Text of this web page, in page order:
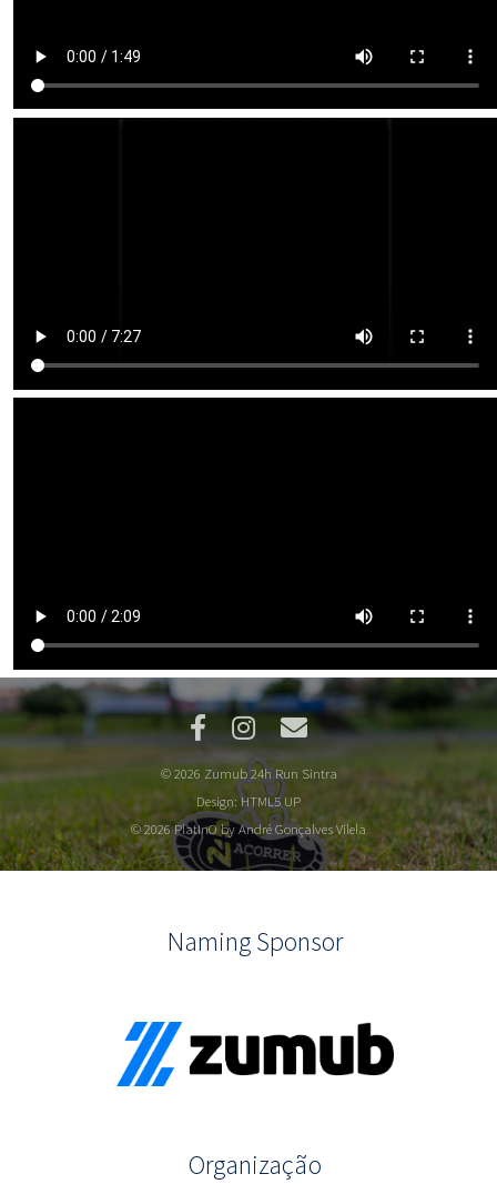
© 2026 Zumub 24h Run Sintra
Design:HTML5 UP
© 2026 PlatInO by André Gonçalves Vilela
Naming Sponsor
Organização